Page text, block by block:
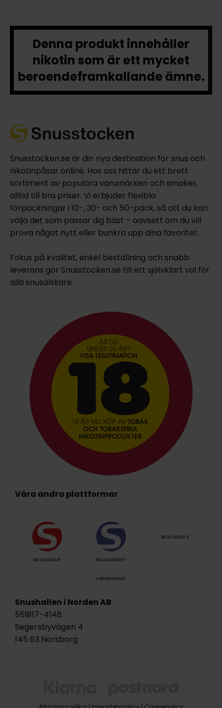
Denna produkt innehåller
nikotin som är ett mycket
beroendeframkallande ämne.
Snusstocken.se är din nya destination för snus och
nikotinpåsar online. Hos oss hittar du ett brett
sortiment av populära varumärken och smaker,
alltid till bra priser. Vi erbjuder flexibla
förpackningar i 10-, 30- och 50-pack, så att du kan
välja det som passar dig bäst – oavsett om du vill
prova något nytt eller bunkra upp dina favoriter.
Fokus på kvalitet, enkel beställning och snabb
leverans gör Snusstocken.se till ett självklart val för
alla snusälskare.
Våra andra plattformar
SNUSSIDAN SNUSLAGRET
BILLIGSNUS
VAPEHANDEL
Snushallen i Norden AB
559117-4148
Segersbyvägen 4
145 63 Norsborg